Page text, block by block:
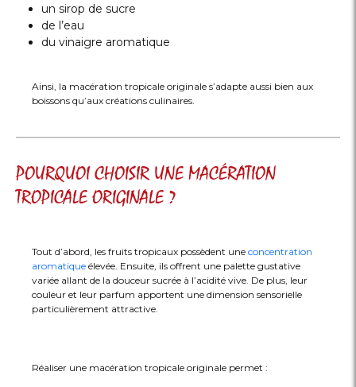
un sirop de sucre
de l’eau
du vinaigre aromatique
Ainsi, la macération tropicale originale s’adapte aussi bien aux
boissons qu’aux créations culinaires.
POURQUOI CHOISIR UNE MACÉRATION
TROPICALE ORIGINALE ?
Tout d’abord, les fruits tropicaux possèdent une concentration
aromatique élevée. Ensuite, ils offrent une palette gustative
variée allant de la douceur sucrée à l’acidité vive. De plus, leur
couleur et leur parfum apportent une dimension sensorielle
particulièrement attractive.
Réaliser une macération tropicale originale permet :